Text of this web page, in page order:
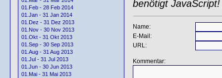
01.Feb - 28 Feb 2014
01.Jan - 31 Jan 2014
01.Dez - 31 Dez 2013
01.Nov - 30 Nov 2013
01.Okt - 31 Okt 2013
01.Sep - 30 Sep 2013
01.Aug - 31 Aug 2013
01.Jul - 31 Jul 2013
01.Jun - 30 Jun 2013
01.Mai - 31 Mai 2013
benötigt JavaScript!
Name:
E-Mail:
URL:
Kommentar: